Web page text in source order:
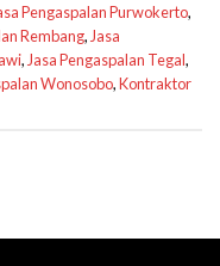
Pengaspalan Purwokerto,
Rembang, Jasa
, Jasa Pengaspalan Tegal,
Wonosobo,Kontraktor